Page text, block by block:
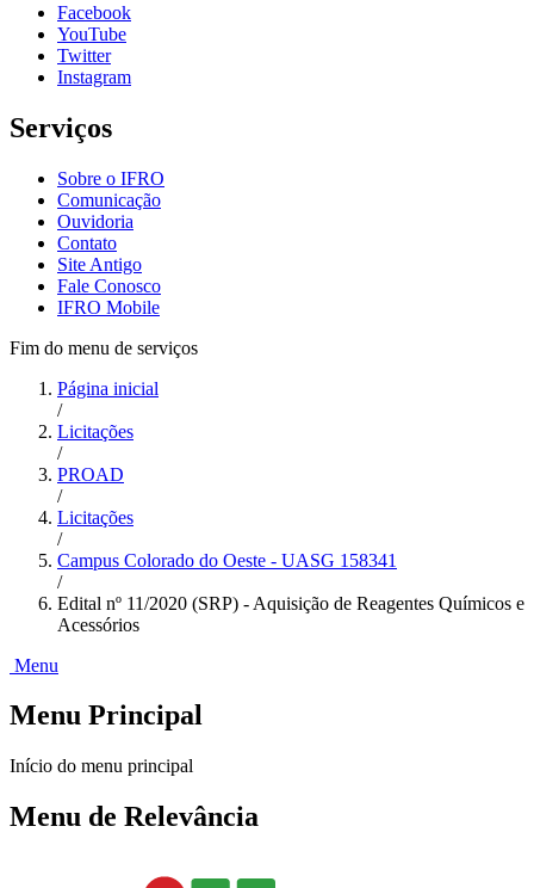
Facebook
YouTube
Twitter
Instagram
Serviços
Sobre o IFRO
Comunicação
Ouvidoria
Contato
Site Antigo
Fale Conosco
IFRO Mobile
Fim do menu de serviços
Página inicial
/
Licitações
/
PROAD
/
Licitações
/
Campus Colorado do Oeste - UASG 158341
/
Edital nº 11/2020 (SRP) - Aquisição de Reagentes Químicos e
Acessórios
Menu
Menu Principal
Início do menu principal
Menu de Relevância